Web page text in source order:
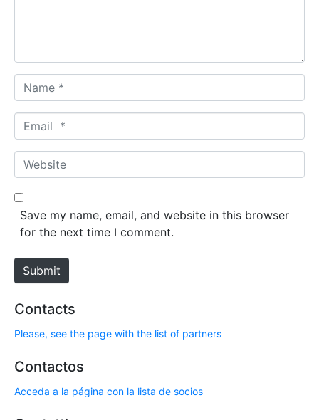
a
m
*
m
a
*
W
e
b
e
Save my name, email, and website in this browser
for the next time I comment.
Submit
Contacts
Please, see the page with the list of partners
Contactos
Acceda a la página con la lista de socios